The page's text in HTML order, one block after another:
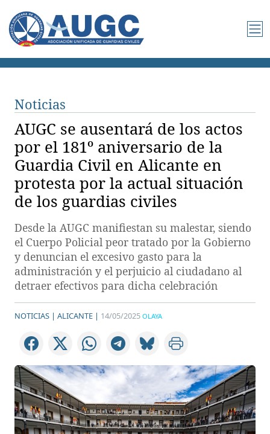
Noticias
AUGC se ausentará de los actos
por el 181º aniversario de la
Guardia Civil en Alicante en
protesta por la actual situación
de los guardias civiles
Desde la AUGC manifiestan su malestar, siendo
el Cuerpo Policial peor tratado por la Gobierno
y denuncian el excesivo gasto para la
administración y el perjuicio al ciudadano al
detraer efectivos para dicha celebración
NOTICIAS | ALICANTE | 14/05/2025 OLAYA